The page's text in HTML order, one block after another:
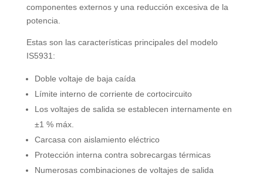
componentes externos y una reducción excesiva de la
potencia.
Estas son las características principales del modelo
IS5931:
Doble voltaje de baja caída
Límite interno de corriente de cortocircuito
Los voltajes de salida se establecen internamente en
±1 % máx.
Carcasa con aislamiento eléctrico
Protección interna contra sobrecargas térmicas
Numerosas combinaciones de voltajes de salida